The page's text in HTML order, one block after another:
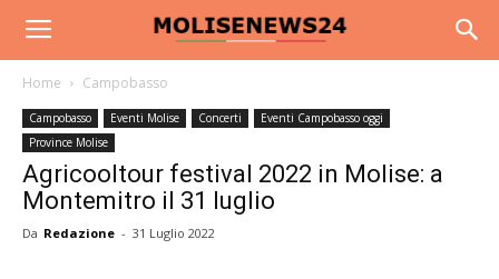
Home Campobasso
Campobasso Eventi Molise Concerti
Eventi Campobasso oggi
Province Molise
Agricooltour festival 2022 in Molise: a
Montemitro il 31 luglio
Da Redazione - 31 Luglio 2022